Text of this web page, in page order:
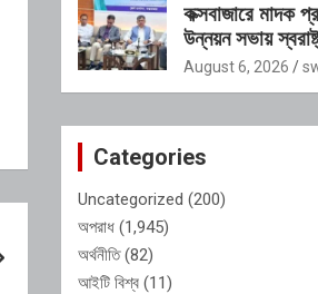
কক্সবাজারে মাদক
উন্নয়ন সভায়
আহমদ
August 6, 2026
Categories
Uncategorized (200)
অপরাধ (1,945)
অর্থনীতি(82)
আইটি বিশ্ব (11)